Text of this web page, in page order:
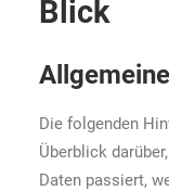
Blick
Die folgenden
Überblick
Daten passiert,